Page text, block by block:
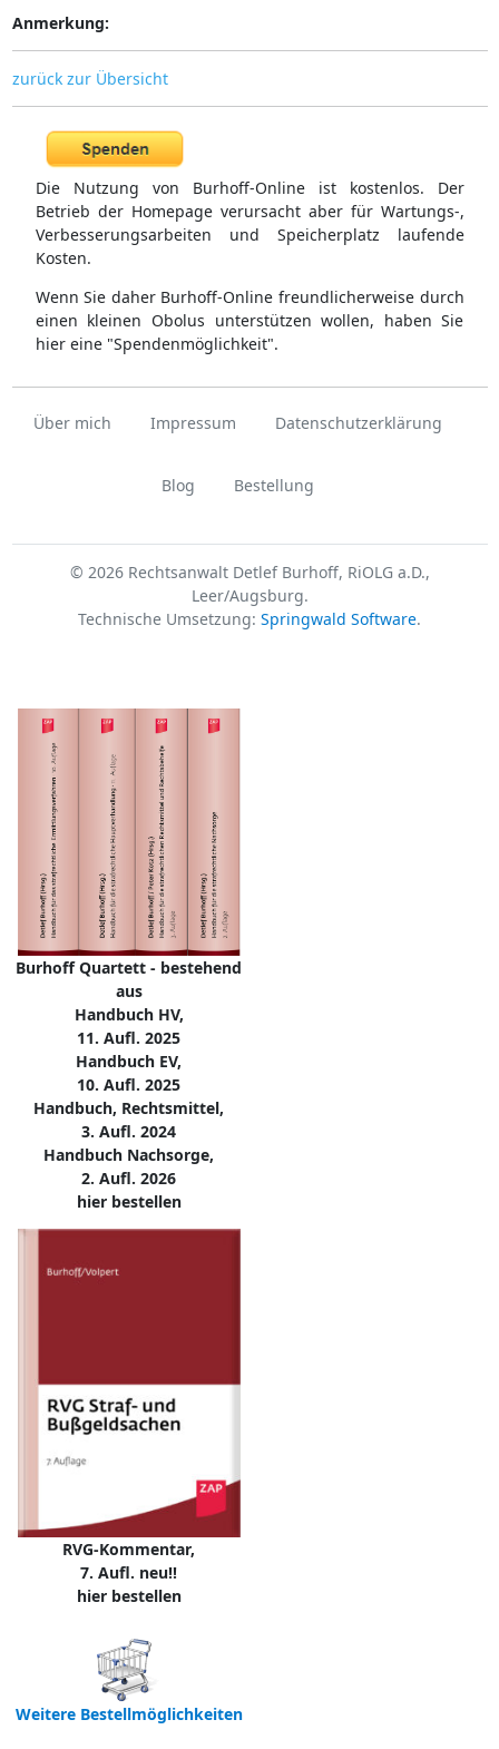
Anmerkung:
zurück zur Übersicht
Die Nutzung von Burhoff-Online ist kostenlos. Der
Betrieb der Homepage verursacht aber für Wartungs-,
Verbesserungsarbeiten und Speicherplatz laufende
Kosten.
Wenn Sie daher Burhoff-Online freundlicherweise durch
einen kleinen Obolus unterstützen wollen, haben Sie
hier eine "Spendenmöglichkeit".
Über mich Impressum Datenschutzerklärung
Blog Bestellung
© 2026 Rechtsanwalt Detlef Burhoff, RiOLG a.D.,
Leer/Augsburg.
Technische Umsetzung: Springwald Software.
Burhoff Quartett - bestehend
aus
Handbuch HV,
11. Aufl. 2025
Handbuch EV,
10. Aufl. 2025
Handbuch, Rechtsmittel,
3. Aufl. 2024
Handbuch Nachsorge,
2. Aufl. 2026
hier bestellen
RVG-Kommentar,
7. Aufl. neu!!
hier bestellen
Weitere Bestellmöglichkeiten